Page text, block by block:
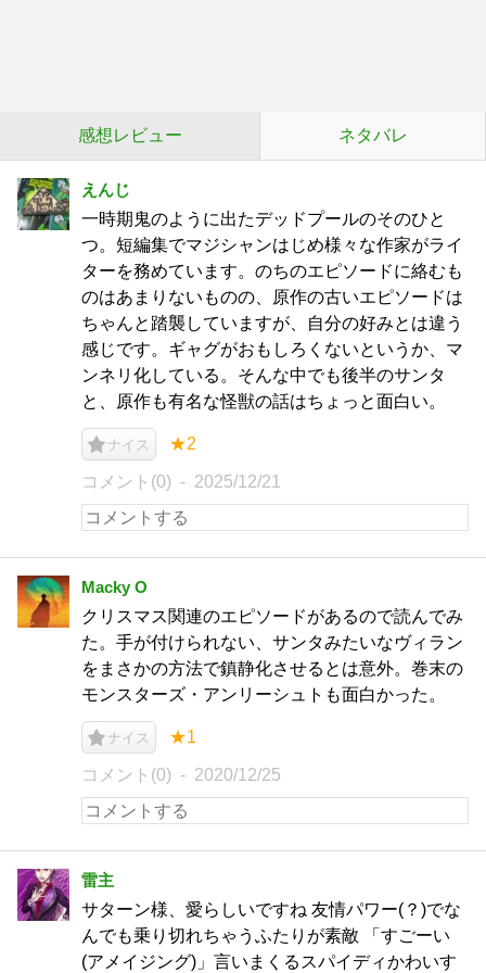
感想レビュー ネタバレ
えんじ
一時期鬼のように出たデッドプールのそのひと
つ。短編集でマジシャンはじめ様々な作家がライ
ターを務めています。のちのエピソードに絡むも
のはあまりないものの、原作の古いエピソードは
ちゃんと踏襲していますが、自分の好みとは違う
感じです。ギャグがおもしろくないというか、マ
ンネリ化している。そんな中でも後半のサンタ
と、原作も有名な怪獣の話はちょっと面白い。
ナイス ★2
コメント(0) 2025/12/21
Macky O
クリスマス関連のエピソードがあるので読んでみ
た。手が付けられない、サンタみたいなヴィラン
をまさかの方法で鎮静化させるとは意外。巻末の
モンスターズ・アンリーシュトも面白かった。
ナイス ★1
コメント(0) 2020/12/25
雷主
サターン様、愛らしいですね 友情パワー(？)でな
んでも乗り切れちゃうふたりが素敵 「すごーい
(アメイジング)」言いまくるスパイディかわいす